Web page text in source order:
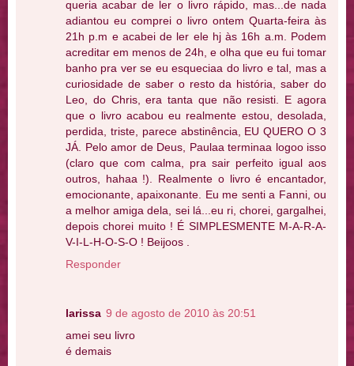
queria acabar de ler o livro rápido, mas...de nada
adiantou eu comprei o livro ontem Quarta-feira às
21h p.m e acabei de ler ele hj às 16h a.m. Podem
acreditar em menos de 24h, e olha que eu fui tomar
banho pra ver se eu esqueciaa do livro e tal, mas a
curiosidade de saber o resto da história, saber do
Leo, do Chris, era tanta que não resisti. E agora
que o livro acabou eu realmente estou, desolada,
perdida, triste, parece abstinência, EU QUERO O 3
JÁ. Pelo amor de Deus, Paulaa terminaa logoo isso
(claro que com calma, pra sair perfeito igual aos
outros, hahaa !). Realmente o livro é encantador,
emocionante, apaixonante. Eu me senti a Fanni, ou
a melhor amiga dela, sei lá...eu ri, chorei, gargalhei,
depois chorei muito ! É SIMPLESMENTE M-A-R-A-
V-I-L-H-O-S-O ! Beijoos .
Responder
larissa 9 de agosto de 2010 às 20:51
amei seu livro
é demais